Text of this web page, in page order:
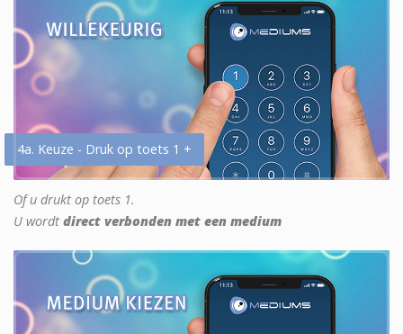
4a. Keuze - Druk op toets 1 +
Of u drukt op toets 1.
U wordt direct verbonden met een medium